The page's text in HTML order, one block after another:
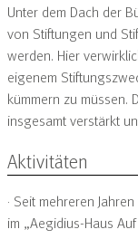
Unter dem Dach der
von Stiftungen und
werden. Hier
eigenem
kümmern zu müssen.
insgesamt verstärkt
Aktivitäten
· Seit mehreren
im „Aegidius-Haus